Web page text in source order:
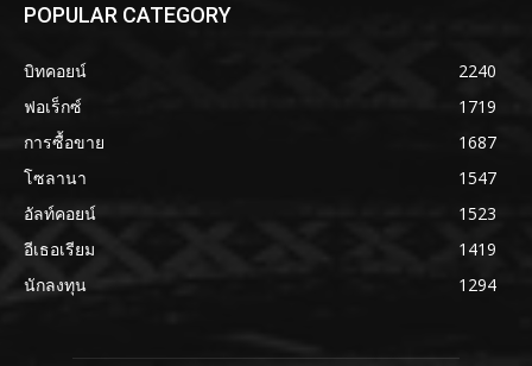
POPULAR CATEGORY
บิทคอยน์
2240
ฟอเร็กซ์
1719
การซื้อขาย
1687
โซลานา
1547
อัลท์คอยน์
1523
อีเธอเรียม
1419
นักลงทุน
1294